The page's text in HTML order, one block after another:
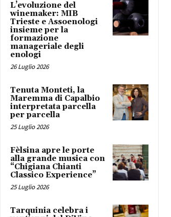
L’evoluzione del
winemaker: MIB
Trieste e Assoenologi
insieme per la
formazione
manageriale degli
enologi
26 Luglio 2026
Tenuta Monteti, la
Maremma di Capalbio
interpretata parcella
per parcella
25 Luglio 2026
Fèlsina apre le porte
alla grande musica con
“Chigiana Chianti
Classico Experience”
25 Luglio 2026
Tarquinia celebra i